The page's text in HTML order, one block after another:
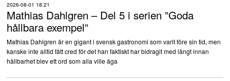
2026-08-01 18:21
Mathias Dahlgren – Del 5 i serien ”Goda
hållbara exempel”
Mathias Dahlgren är en gigant i svensk gastronomi som varit före sin tid, men
kanske inte alltid fått cred för det han faktiskt har bidragit med långt innan
hållbarhet blev ett ord som alla ville äga